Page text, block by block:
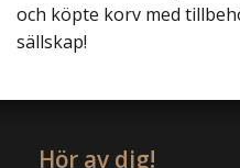
och köpte korv med
sällskap!
Hör av dig!